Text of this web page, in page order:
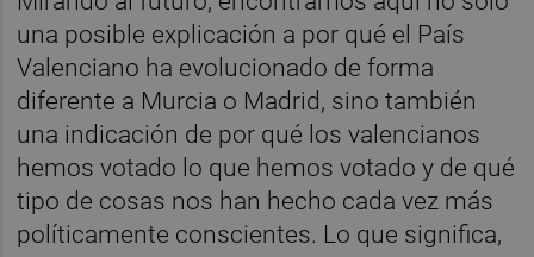
una posible explicación a por qué el País
Valenciano ha evolucionado de forma
diferente a Murcia o Madrid, sino también
una indicación de por qué los valencianos
hemos votado lo que hemos votado y de qué
tipo de cosas nos han hecho cada vez más
políticamente conscientes. Lo que significa,